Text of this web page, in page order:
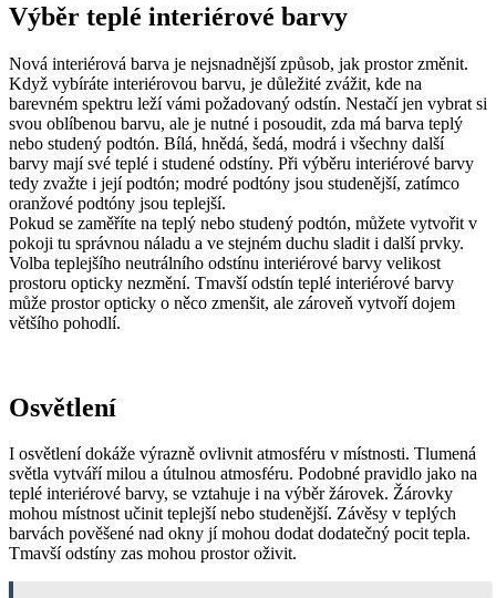
Výběr teplé interiérové barvy
Nová interiérová barva je nejsnadnější způsob, jak prostor změnit.
Když vybíráte interiérovou barvu, je důležité zvážit, kde na
barevném spektru leží vámi požadovaný odstín. Nestačí jen vybrat si
svou oblíbenou barvu, ale je nutné i posoudit, zda má barva teplý
nebo studený podtón. Bílá, hnědá, šedá, modrá i všechny další
barvy mají své teplé i studené odstíny. Při výběru interiérové barvy
tedy zvažte i její podtón; modré podtóny jsou studenější, zatímco
oranžové podtóny jsou teplejší.
Pokud se zaměříte na teplý nebo studený podtón, můžete vytvořit v
pokoji tu správnou náladu a ve stejném duchu sladit i další prvky.
Volba teplejšího neutrálního odstínu interiérové barvy velikost
prostoru opticky nezmění. Tmavší odstín teplé interiérové barvy
může prostor opticky o něco zmenšit, ale zároveň vytvoří dojem
většího pohodlí.
Osvětlení
I osvětlení dokáže výrazně ovlivnit atmosféru v místnosti. Tlumená
světla vytváří milou a útulnou atmosféru. Podobné pravidlo jako na
teplé interiérové barvy, se vztahuje i na výběr žárovek. Žárovky
mohou místnost učinit teplejší nebo studenější. Závěsy v teplých
barvách pověšené nad okny jí mohou dodat dodatečný pocit tepla.
Tmavší odstíny zas mohou prostor oživit.